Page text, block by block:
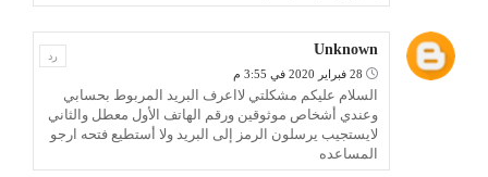
Unknown
28 فبراير 2020 في 3:55 م
السلام عليكم مشكلتي لااعرف البريد المربوط بحسابي
وعندي أشخاص موثوقين ورقم الهاتف الأول معطل والثاني
لايستجيب يرسلون الرمز إلى البريد ولا أستطيع فتحه ارجو
المساعده
رد